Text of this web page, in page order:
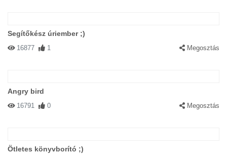
Segítőkész úriember ;)
16877 1 Megosztás
Angry bird
16791 0 Megosztás
Ötletes könyvborító ;)